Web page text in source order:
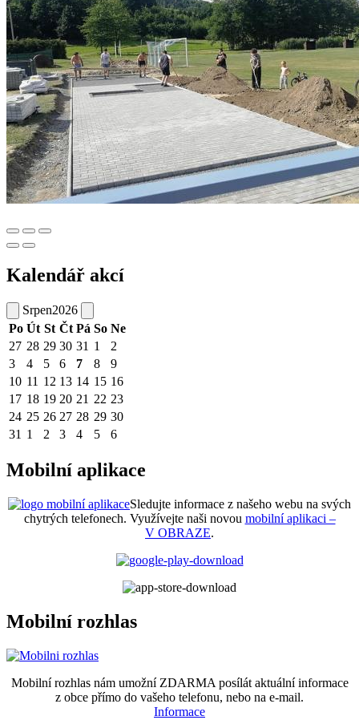
Kalendář akcí
Srpen2026
Po Út St Čt Pá So Ne
27 28 29 30 31 1
2
3
4 5 6 7 8
9
10 11 12 13 14 15 16
17 18 19 20 21 22 23
24 25 26 27 28 29 30
31 1 2 3 4 5 6
Mobilní aplikace
Sledujte informace z našeho webu na svých
chytrých telefonech. Využívejte naši novou mobilní aplikaci –
V OBRAZE.
Mobilní rozhlas
Mobilní rozhlas nám umožní ZDARMA posílát aktuální informace
z obce přímo do vašeho telefonu, nebo na e-mail.
Informace